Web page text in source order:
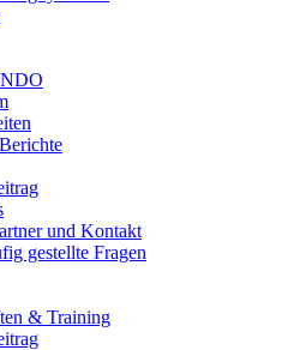
und Kontakt
gestellte Fragen
& Training